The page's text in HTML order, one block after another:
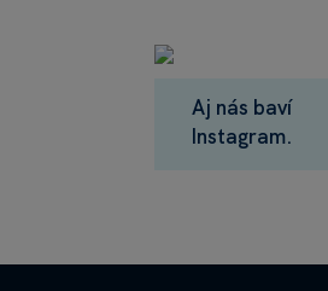
Aj nás baví
Instagram.